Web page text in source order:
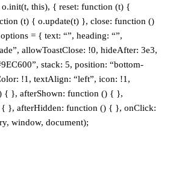
o.init(t, this), { reset: function (t) {
(t) { o.update(t) }, close: function ()
= { text: “”, heading: “”,
allowToastClose: !0, hideAfter: 3e3,
stack: 5, position: “bottom-
!1, textAlign: “left”, icon: !1,
{ }, afterShown: function () { },
}, afterHidden: function () { }, onClick:
window, document);